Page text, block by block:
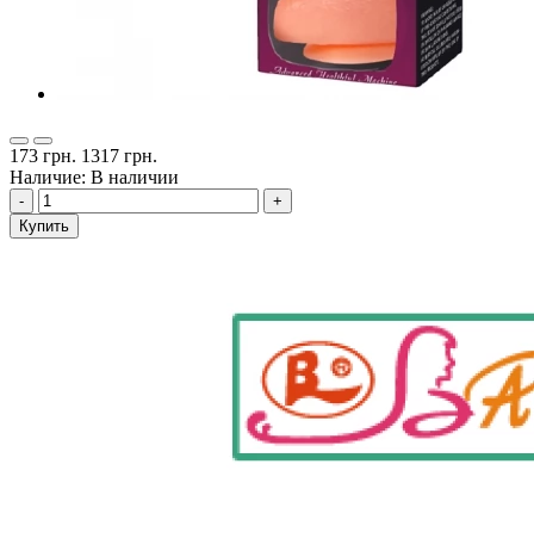
173 грн. 1317 грн.
Наличие: В наличии
-
+
Купить